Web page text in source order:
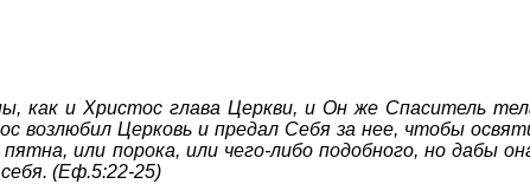
как и Христос глава Церкви, и Он же Спаситель
Церковь и предал Себя за нее, чтобы
или порока, или чего-либо подобного, но дабы
(Еф.5:22-25)